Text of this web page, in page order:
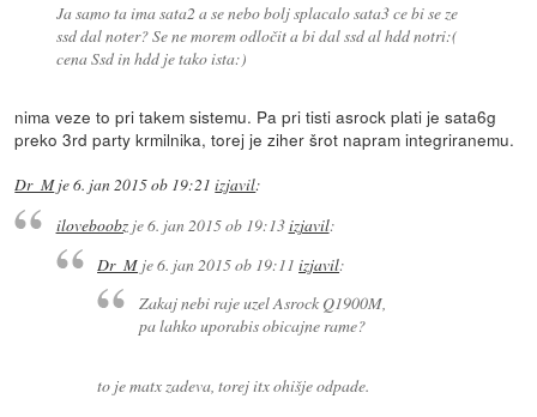
Ja samo ta ima sata2 a se nebo bolj splacalo sata3 ce bi se ze
ssd dal noter? Se ne morem odločit a bi dal ssd al hdd notri:(
cena Ssd in hdd je tako ista:)
nima veze to pri takem sistemu. Pa pri tisti asrock plati je sata6g
preko 3rd party krmilnika, torej je ziher šrot napram integriranemu.
Dr_Mje6. jan 2015 ob 19:21 izjavil:
iloveboobzje6. jan 2015 ob 19:13izjavil:
Dr_M je6. jan 2015 ob 19:11 izjavil:
Zakaj nebi raje uzel Asrock Q1900M,
pa lahko uporabis obicajne rame?
to je matx zadeva, torej itx ohišje odpade.